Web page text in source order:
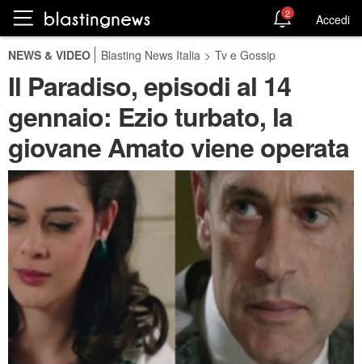
2 Accedi
NEWS & VIDEO Blasting News Italia > Tv e Gossip
Il Paradiso, episodi al 14
gennaio: Ezio turbato, la
giovane Amato viene operata